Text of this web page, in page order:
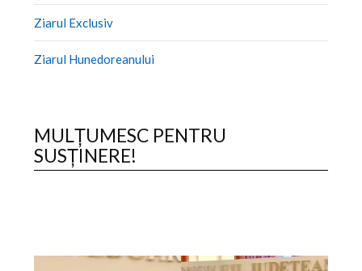
Ziarul Exclusiv
Ziarul Hunedoreanului
MULȚUMESC PENTRU
SUSȚINERE!